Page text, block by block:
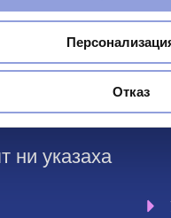
Отказ
стручном
облик
комплексности
ни указаха